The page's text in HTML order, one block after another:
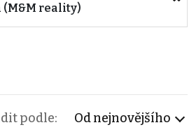
(M&M reality)
podle: Od nejnovějšího